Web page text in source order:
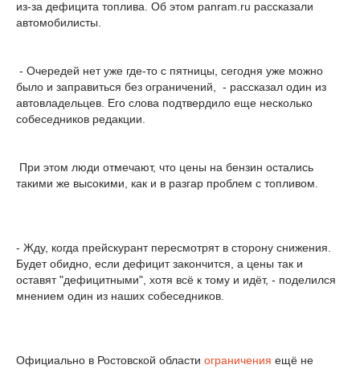
из-за дефицита топлива. Об этом panram.ru рассказали
автомобилисты.
- Очередей нет уже где-то с пятницы, сегодня уже можно
было и заправиться без ограничений, - рассказал один из
автовладельцев. Его слова подтвердило еще несколько
собеседников редакции.
При этом люди отмечают, что цены на бензин остались
такими же высокими, как и в разгар проблем с топливом.
- Жду, когда прейскурант пересмотрят в сторону снижения.
Будет обидно, если дефицит закончится, а цены так и
оставят "дефицитными", хотя всё к тому и идёт, - поделился
мнением один из наших собеседников.
Официально в Ростовской области ограничения ещё не